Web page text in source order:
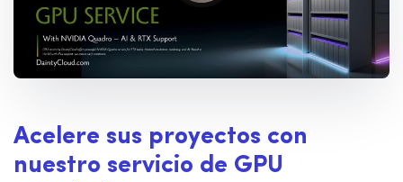
Acelere sus proyectos con
nuestro servicio de GPU